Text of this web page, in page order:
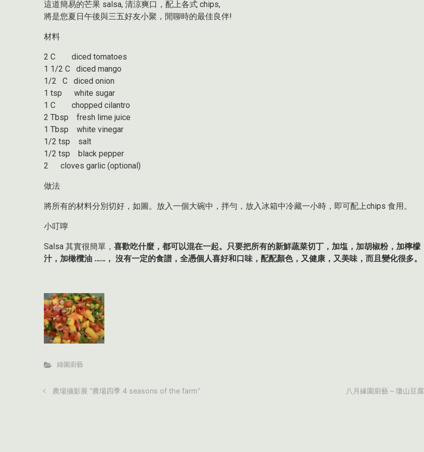
這道簡易的芒果 salsa, 清涼爽口，配上各式 chips,
將是您夏日午後與三五好友小聚，閒聊時的最佳良伴!
材料
2 C diced tomatoes
1 1/2 C diced mango
1/2 C diced onion
1 tsp white sugar
1 C chopped cilantro
2 Tbsp fresh lime juice
1 Tbsp white vinegar
1/2 tsp salt
1/2 tsp black pepper
2 cloves garlic (optional)
做法
將所有的材料分別切好，如圖。放入一個大碗中，拌勻，放入冰箱中冷藏一小時，即可配上chips 食用。
小叮嚀
Salsa 其實很簡單， 喜歡吃什麼，都可以混在一起。只要把所有的新鮮蔬菜切丁，加塩，加胡椒粉，加檸檬
汁，加橄欖油 …… ， 沒有一定的食譜，全憑個人喜好和口味，配配顏色，又健康，又美味，而且變化很多。
綠園廚藝
農場攝影展 “農場四季 4 seasons of the farm” 八月緣園廚藝 – 瓊山豆腐